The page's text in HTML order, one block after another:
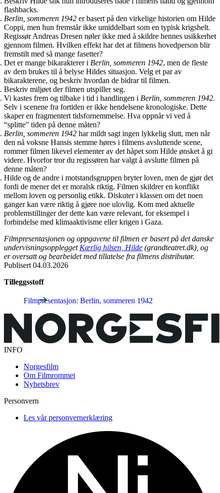
flashbacks.
Berlin, sommeren 1942 er basert på den virkelige historien om Hilde
Coppi, men hun fremstår ikke umiddelbart som en typisk krigshelt.
Regissør Andreas Dresen nøler ikke med å skildre hennes usikkerhet
gjennom filmen. Hvilken effekt har det at filmens hovedperson blir
fremstilt med så mange fasetter?
Det er mange bikarakterer i Berlin, sommeren 1942, men de fleste
av dem brukes til å belyse Hildes situasjon. Velg et par av
bikarakterene, og beskriv hvordan de bidrar til filmen.
Beskriv miljøet der filmen utspiller seg.
Vi kastes frem og tilbake i tid i handlingen i Berlin, sommeren 1942.
Selv i scenene fra fortiden er ikke hendelsene kronologiske. Dette
skaper en fragmentert tidsfornemmelse. Hva oppnår vi ved å
“splitte” tiden på denne måten?
Berlin, sommeren 1942 har mildt sagt ingen lykkelig slutt, men når
den nå voksne Hansis stemme høres i filmens avsluttende scene,
rommer filmen likevel elementer av det håpet som Hilde ønsket å gi
videre. Hvorfor tror du regissøren har valgt å avslutte filmen på
denne måten?
Hilde og de andre i motstandsgruppen bryter loven, men de gjør det
fordi de mener det er moralsk riktig. Filmen skildrer en konflikt
mellom loven og personlig etikk. Diskuter i klassen om det noen
ganger kan være riktig å gjøre noe ulovlig. Kom med aktuelle
problemstillinger der dette kan være relevant, for eksempel i
forbindelse med klimaaktivisme eller krigen i Gaza.
Filmpresentasjonen og oppgavene til filmen er basert på det danske
undervisningsopplegget Kærlig hilsen, Hilde (grandteatret.dk), og
er oversatt og bearbeidet med tillatelse fra filmens distributør.
Publisert 04.03.2026
Tilleggsstoff
Filmpresentasjon: Berlin, sommeren 1942
INFO
Norgesfilm
Om Filmrommet
Nyhetsbrev
Personvern
Les vår personvernerklæring